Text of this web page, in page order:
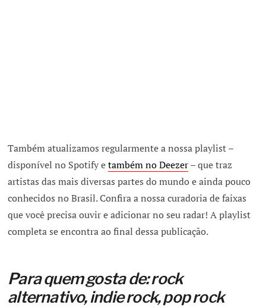
Também atualizamos regularmente a nossa playlist –
disponível no Spotify etambém no Deezer– que traz
artistas das mais diversas partes do mundo e ainda pouco
conhecidos no Brasil. Confira a nossa curadoria de faixas
que você precisa ouvir e adicionar no seu radar! A playlist
completa se encontra ao final dessa publicação.
Para quem gosta de: rock
alternativo, indie rock, pop rock